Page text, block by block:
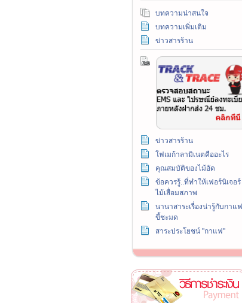
บทความน่าสนใจ
บทความเพิ่มเติม
ข่าวสารร้าน
ข่าวสารร้าน
โฟเมก้าลามิเนตคืออะไร
คุณสมบัติของไม้อัด
ข้อควรรู้..ที่ทำให้เฟอร์นิเจอร์
ไม้เสื่อมสภาพ
นานาสาระเรื่องน่ารู้กับกาแฟ
ขี้ชะมด
สาระประโยชน์ "กาแฟ"